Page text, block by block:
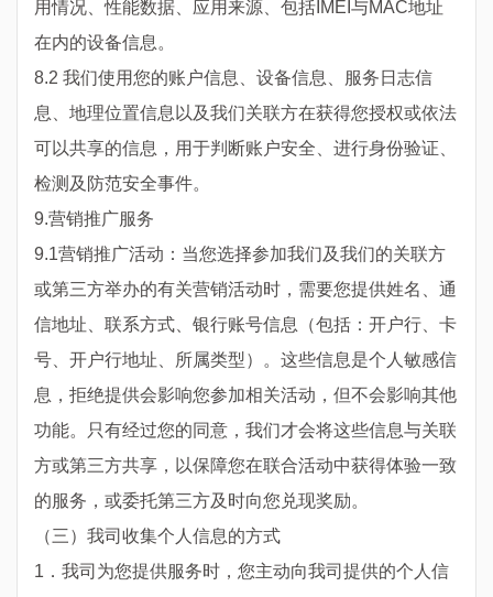
用情况、性能数据、应用来源、包括IMEI与MAC地址
在内的设备信息。
8.2 我们使用您的账户信息、设备信息、服务日志信
息、地理位置信息以及我们关联方在获得您授权或依法
可以共享的信息，用于判断账户安全、进行身份验证、
检测及防范安全事件。
9.营销推广服务
9.1营销推广活动：当您选择参加我们及我们的关联方
或第三方举办的有关营销活动时，需要您提供姓名、通
信地址、联系方式、银行账号信息（包括：开户行、卡
号、开户行地址、所属类型）。这些信息是个人敏感信
息，拒绝提供会影响您参加相关活动，但不会影响其他
功能。只有经过您的同意，我们才会将这些信息与关联
方或第三方共享，以保障您在联合活动中获得体验一致
的服务，或委托第三方及时向您兑现奖励。
（三）我司收集个人信息的方式
1．我司为您提供服务时，您主动向我司提供的个人信